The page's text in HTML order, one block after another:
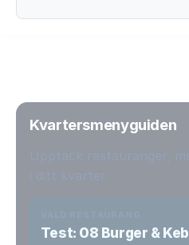
Kvartersmenyguiden
Test: 08 Burger &